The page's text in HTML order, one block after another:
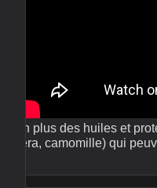
En plus des huiles et
vera, camomille) qui